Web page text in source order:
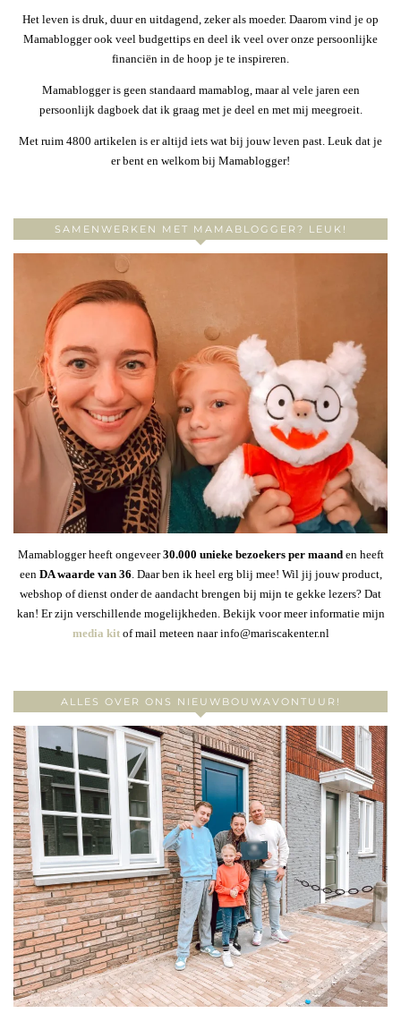
Het leven is druk, duur en uitdagend, zeker als moeder. Daarom vind je op
Mamablogger ook veel budgettips en deel ik veel over onze persoonlijke
financiën in de hoop je te inspireren.
Mamablogger is geen standaard mamablog, maar al vele jaren een
persoonlijk dagboek dat ik graag met je deel en met mij meegroeit.
Met ruim 4800 artikelen is er altijd iets wat bij jouw leven past. Leuk dat je
er bent en welkom bij Mamablogger!
SAMENWERKEN MET MAMABLOGGER? LEUK!
Mamablogger heeft ongeveer30.000 unieke bezoekers per maanden heeft
een DA waarde van 36. Daar ben ik heel erg blij mee! Wil jij jouw product,
webshop of dienst onder de aandacht brengen bij mijn te gekke lezers? Dat
kan! Er zijn verschillende mogelijkheden. Bekijk voor meer informatie mijn
media kitof mail meteen naar info@mariscakenter.nl
ALLES OVER ONS NIEUWBOUWAVONTUUR!